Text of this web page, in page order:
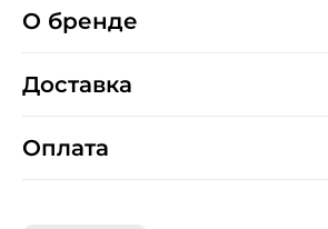
О бренде
Доставка
Оплата